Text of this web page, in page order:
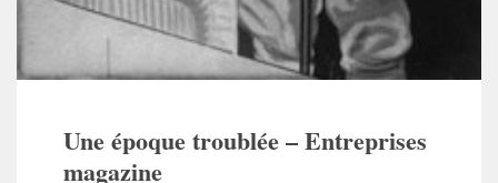
Une époque troublée – Entreprises
magazine